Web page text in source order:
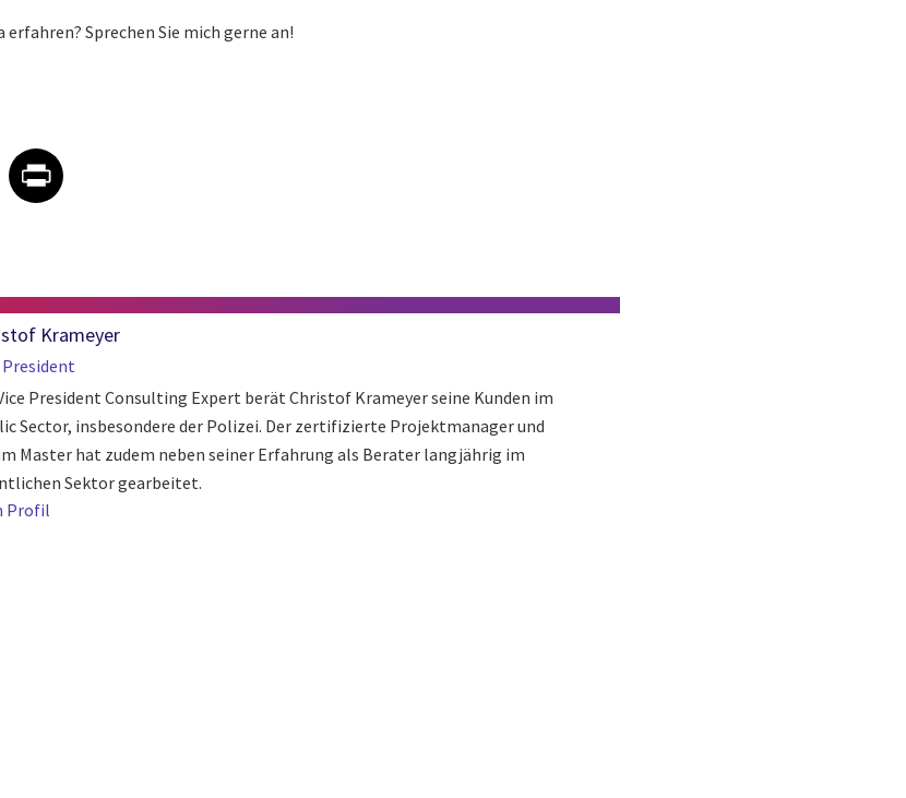
Sprechen Sie mich gerne an!
Xon Facebook
article on Email
Email
Share article on Print
Krameyer
President
President Consulting Expert berät Christof Krameyer seine Kunden im
Sector, insbesondere der Polizei. Der zertifizierte Projektmanager und
Master hat zudem neben seiner Erfahrung als Berater langjährig im
Sektor gearbeitet.
Profil